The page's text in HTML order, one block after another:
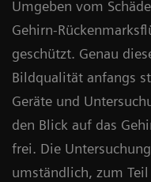
Umgeben vom
Gehirn-
geschützt. Genau
Bildqualität anfangs
Geräte und
den Blick auf das
frei. Die
umständlich, zum